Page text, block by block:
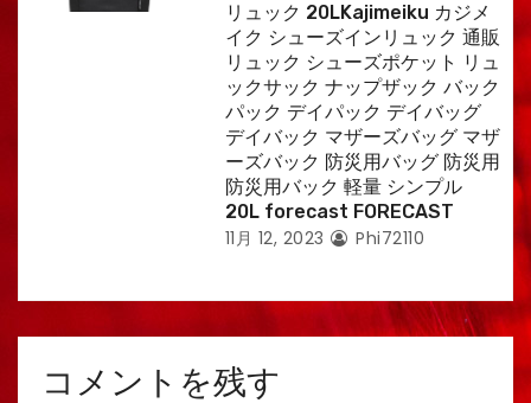
リュック 20LKajimeiku カジメ
イク シューズインリュック 通販
リュック シューズポケット リュ
ックサック ナップザック バック
パック デイパック デイバッグ
デイバック マザーズバッグ マザ
ーズバック 防災用バッグ 防災用
防災用バック 軽量 シンプル
20L forecast FORECAST
11月 12, 2023 Phi72110
コメントを残す